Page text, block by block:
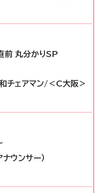
前 丸分かりSP
チェアマン/＜C大阪＞
ウンサー）